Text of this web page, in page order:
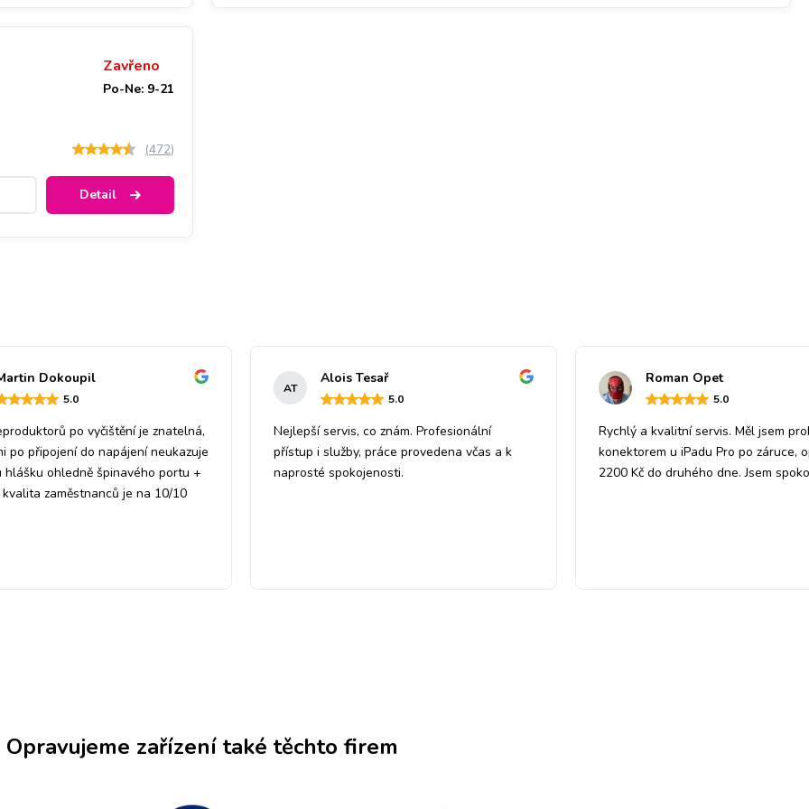
Zavřeno
Po-Ne: 9-21
(472)
Detail
Dokoupil
5.0
po vyčištění je znatelná,
po připojení do napájení neukazuje
hlášku ohledně špinavého portu +
zaměstnanců je na 10/10
AT
Alois Tesař
5.0
Nejlepší servis, co znám. Profesionální
přístup i služby, práce provedena včas a k
naprosté spokojenosti.
Roman Opet
5.0
Rychlý a kvalitní servis. Měl jsem
konektorem u iPadu Pro po záruce,
2200 Kč do druhého dne. Jsem
Opravujeme zařízení také těchto firem